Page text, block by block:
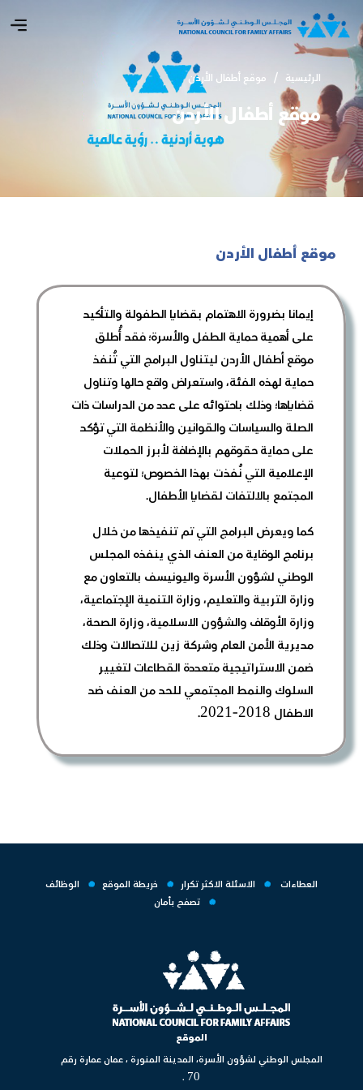
الرئيسية موقع أطفال الأردن
موقع أطفال الأردن
موقع أطفال الأردن
إيمانا بضرورة الاهتمام بقضايا الطفولة والتأكيد
على أهمية حماية الطفل والأسرة؛ فقد أُطلق
موقع أطفال الأردن ليتناول البرامج التي تُنفذ
حماية لهذه الفئة، واستعراض واقع حالها وتناول
قضاياها؛ وذلك باحتوائه على عدد من الدراسات ذات
الصلة والسياسات والقوانين والأنظمة التي تؤكد
على حماية حقوقهم بالإضافة لأبرز الحملات
الإعلامية التي نُفذت بهذا الخصوص؛ لتوعية
المجتمع بالالتفات لقضايا الأطفال.
كما ويعرض البرامج التي تم تنفيذها من خلال
برنامج الوقاية من العنف الذي ينفذه المجلس
الوطني لشؤون الأسرة واليونيسف بالتعاون مع
وزارة التربية والتعليم، وزارة التنمية الإجتماعية،
وزارة الأوقاف والشؤون الاسلامية، وزارة الصحة،
مديرية الأمن العام وشركة زين للاتصالات وذلك
ضمن الاستراتيجية متعددة القطاعات لتغيير
السلوك والنمط المجتمعي للحد من العنف ضد
الاطفال 2018-2021.
العطاءات الاسئلة الاكثر تكرار خريطة الموقع
الوظائف
تصفح بأمان
الموقع
المجلس الوطني لشؤون الأسرة، المدينة المنورة ، عمان عمارة رقم
70 .